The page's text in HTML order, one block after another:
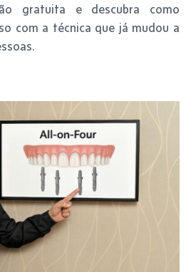
gratuita e descubra como
com a técnica que já mudou a